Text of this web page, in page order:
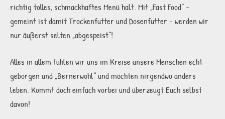
richtig tolles, schmackhaftes Menü halt. Mit „Fast Food“ –
gemeint ist damit Trockenfutter und Dosenfutter – werden wir
nur äußerst selten „abgespeist“!
Alles in allem fühlen wir uns im Kreise unsere Menschen echt
geborgen und „Bernerwohl“ und möchten nirgendwo anders
leben. Kommt doch einfach vorbei und überzeugt Euch selbst
davon!